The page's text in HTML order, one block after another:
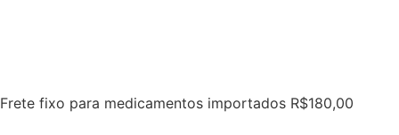
Frete fixo para medicamentos importados R$180,00